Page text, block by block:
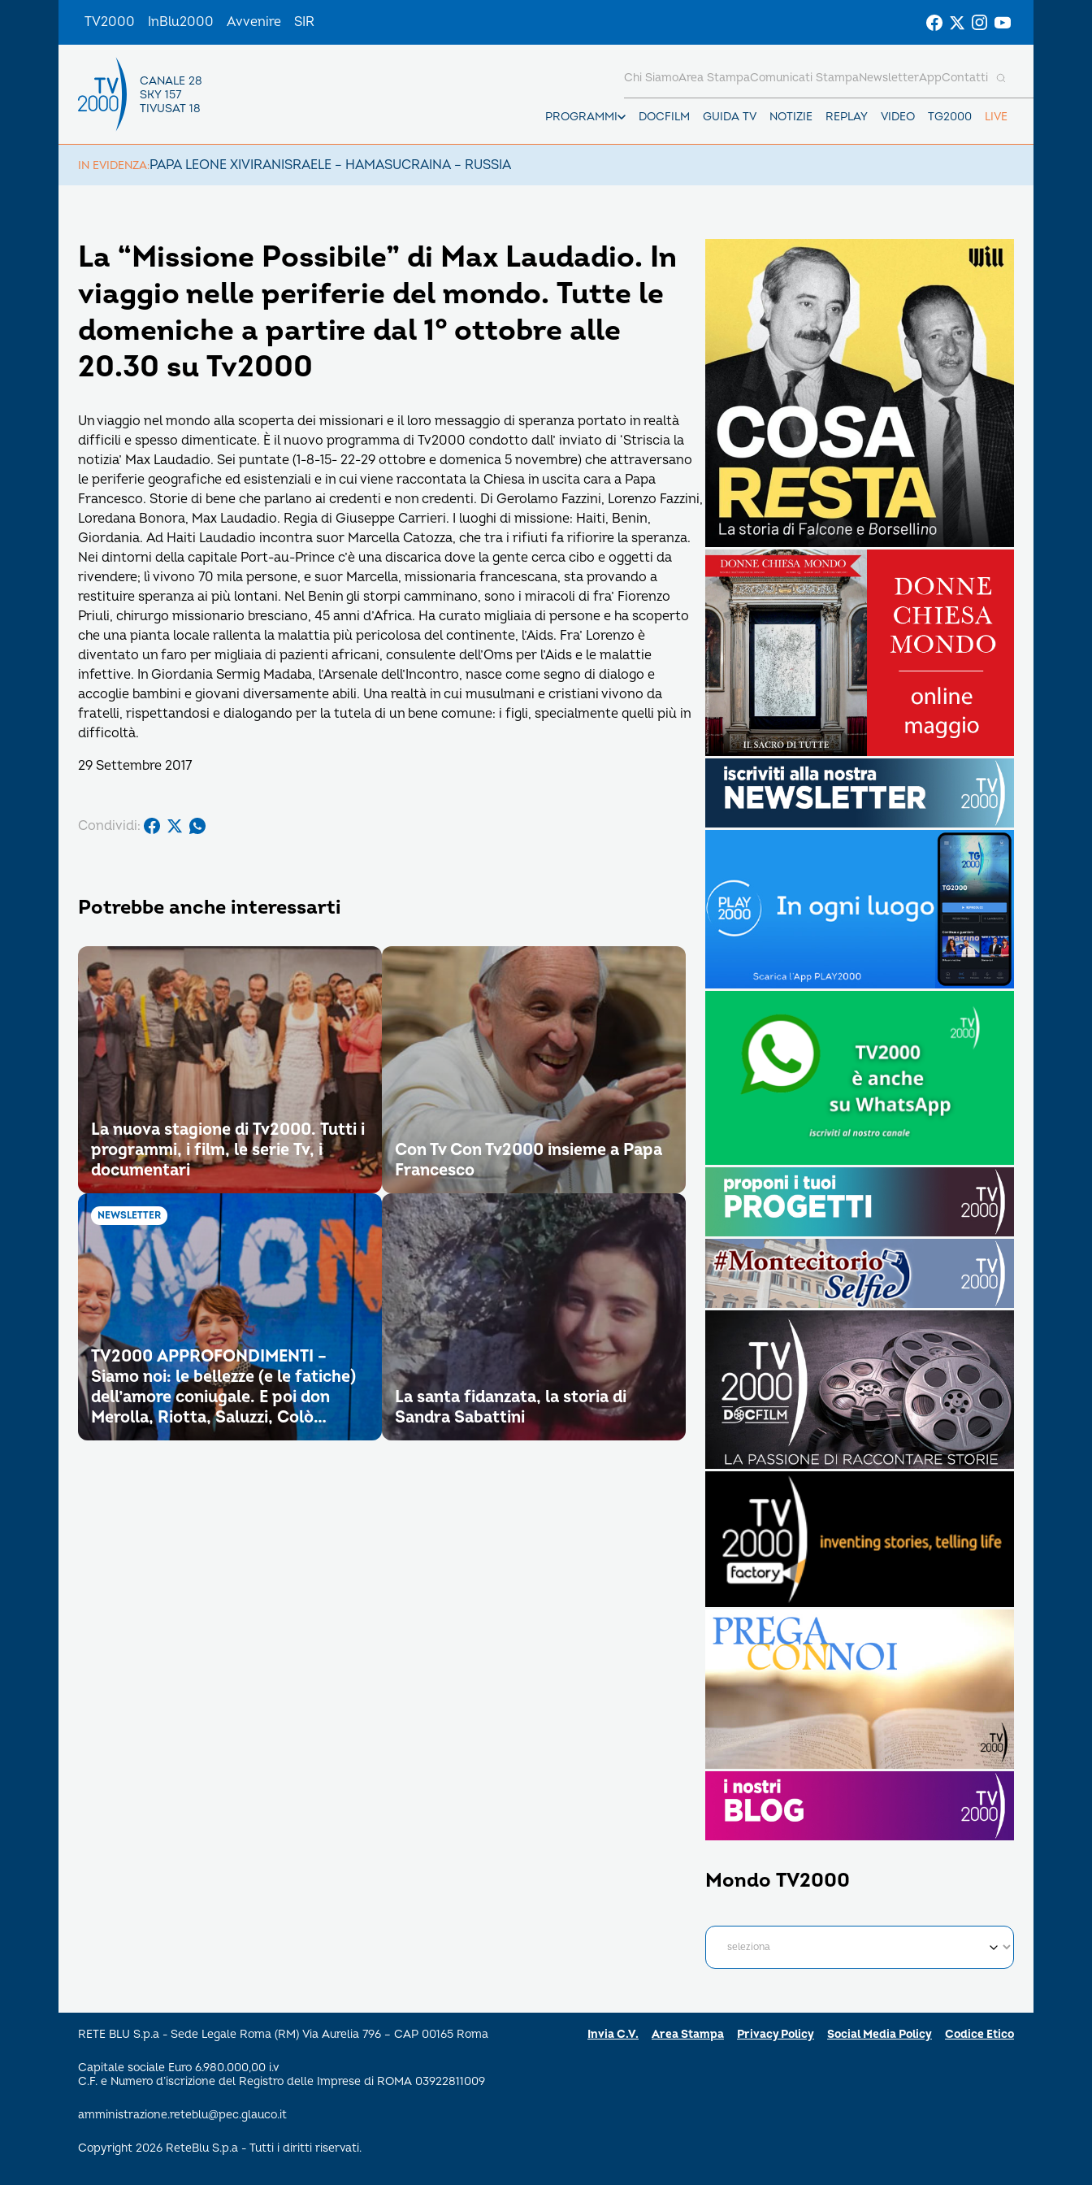
TV2000 InBlu2000 Avvenire SIR
CANALE 28
SKY 157
TIVUSAT 18
PROGRAMMI DOCFILM GUIDA TV NOTIZIE REPLAY VIDEO TG2000 LIVE
Chi SiamoArea StampaComunicati StampaNewsletterAppContatti
IN EVIDENZA:PAPA LEONE XIVIRANISRAELE – HAMASUCRAINA – RUSSIA
La “Missione Possibile” di Max Laudadio. In
viaggio nelle periferie del mondo. Tutte le
domeniche a partire dal 1° ottobre alle
20.30 su Tv2000
Un viaggio nel mondo alla scoperta dei missionari e il loro messaggio di speranza portato in realtà
difficili e spesso dimenticate. È il nuovo programma di Tv2000 condotto dall’ inviato di ‘Striscia la
notizia’ Max Laudadio. Sei puntate (1-8-15- 22-29 ottobre e domenica 5 novembre) che attraversano
le periferie geografiche ed esistenziali e in cui viene raccontata la Chiesa in uscita cara a Papa
Francesco. Storie di bene che parlano ai credenti e non credenti. Di Gerolamo Fazzini, Lorenzo Fazzini,
Loredana Bonora, Max Laudadio. Regia di Giuseppe Carrieri. I luoghi di missione: Haiti, Benin,
Giordania. Ad Haiti Laudadio incontra suor Marcella Catozza, che tra i rifiuti fa rifiorire la speranza.
Nei dintorni della capitale Port-au-Prince c’è una discarica dove la gente cerca cibo e oggetti da
rivendere; lì vivono 70 mila persone, e suor Marcella, missionaria francescana, sta provando a
restituire speranza ai più lontani. Nel Benin gli storpi camminano, sono i miracoli di fra’ Fiorenzo
Priuli, chirurgo missionario bresciano, 45 anni d’Africa. Ha curato migliaia di persone e ha scoperto
che una pianta locale rallenta la malattia più pericolosa del continente, l’Aids. Fra’ Lorenzo è
diventato un faro per migliaia di pazienti africani, consulente dell’Oms per l’Aids e le malattie
infettive. In Giordania Sermig Madaba, l’Arsenale dell’Incontro, nasce come segno di dialogo e
accoglie bambini e giovani diversamente abili. Una realtà in cui musulmani e cristiani vivono da
fratelli, rispettandosi e dialogando per la tutela di un bene comune: i figli, specialmente quelli più in
difficoltà.
29 Settembre 2017
Condividi:
Potrebbe anche interessarti
La nuova stagione di Tv2000. Tutti i
programmi, i film, le serie Tv, i
documentari
Con Tv Con Tv2000 insieme a Papa
Francesco
NEWSLETTER
TV2000 APPROFONDIMENTI –
Siamo noi: le bellezze (e le fatiche)
dell’amore coniugale. E poi don
Merolla, Riotta, Saluzzi, Colò…
La santa fidanzata, la storia di
Sandra Sabattini
Mondo TV2000
RETE BLU S.p.a - Sede Legale Roma (RM) Via Aurelia 796 – CAP 00165 Roma
Capitale sociale Euro 6.980.000,00 i.v
C.F. e Numero d’iscrizione del Registro delle Imprese di ROMA 03922811009
amministrazione.reteblu@pec.glauco.it
Copyright 2026 ReteBlu S.p.a - Tutti i diritti riservati.
Invia C.V. Area Stampa Privacy Policy Social Media Policy Codice Etico